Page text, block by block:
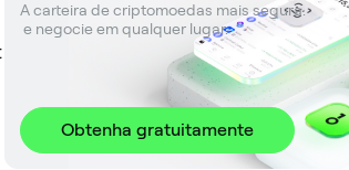
A carteira de criptomoedas mais segura.
e negocie em qualquer lugar.
Obtenha gratuitamente